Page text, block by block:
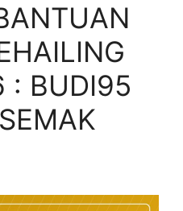
: BUDI95